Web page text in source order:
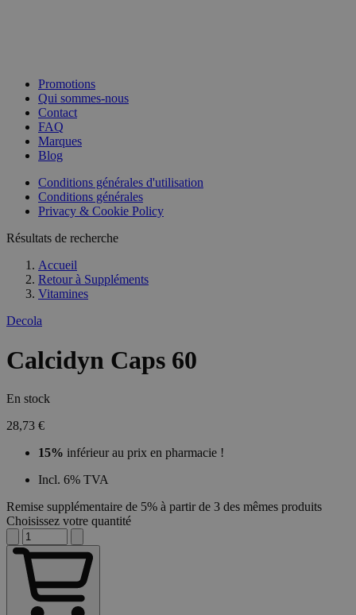
Promotions
Qui sommes-nous
Contact
FAQ
Marques
Blog
Conditions générales d'utilisation
Conditions générales
Privacy & Cookie Policy
Résultats de recherche
Accueil
Retour à Suppléments
Vitamines
Decola
Calcidyn Caps 60
En stock
28,73 €
15% inférieur au prix en pharmacie !
Incl. 6% TVA
Remise supplémentaire de 5% à partir de 3 des mêmes produits
Choisissez votre quantité